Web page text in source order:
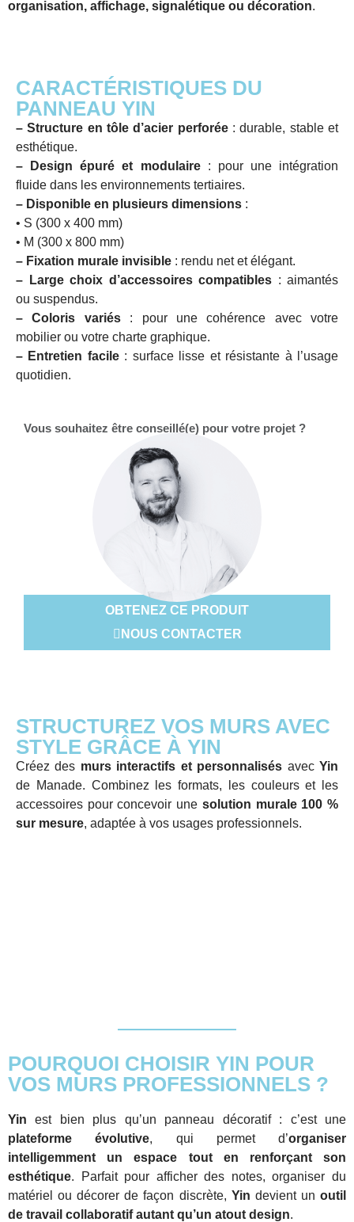
organisation, affichage, signalétique ou décoration.
CARACTÉRISTIQUES DU
PANNEAU YIN
– Structure en tôle d’acier perforée: durable, stable et
esthétique.
–
Design épuré et modulaire: pour une intégration
fluide dans les environnements tertiaires.
– Disponible en plusieurs dimensions :
• S (300 x 400 mm)
• M (300 x 800 mm)
– Fixation murale invisible : rendu net et élégant.
–
Large choix d’accessoires compatibles : aimantés
ou suspendus.
–
Coloris variés: pour une cohérence avec votre
mobilier ou votre charte graphique.
– Entretien facile: surface lisse et résistante à l’usage
quotidien.
Vous souhaitez être conseillé(e) pour votre projet ?
OBTENEZ CE PRODUIT
NOUS CONTACTER
STRUCTUREZ VOS MURS AVEC
STYLE GRÂCE À YIN
Créez des murs interactifs et personnalisés avecYin
de Manade. Combinez les formats, les couleurs et les
accessoires pour concevoir une solution murale 100 %
sur mesure, adaptée à vos usages professionnels.
POURQUOI CHOISIR YIN POUR
VOS MURS PROFESSIONNELS ?
Yin est bien plus qu’un panneau décoratif : c’est une
plateforme évolutive, qui permet d’organiser
intelligemment un espace tout en renforçant son
esthétique. Parfait pour afficher des notes, organiser du
matériel ou décorer de façon discrète, Yin devient unoutil
de travail collaboratif autant qu’un atout design.